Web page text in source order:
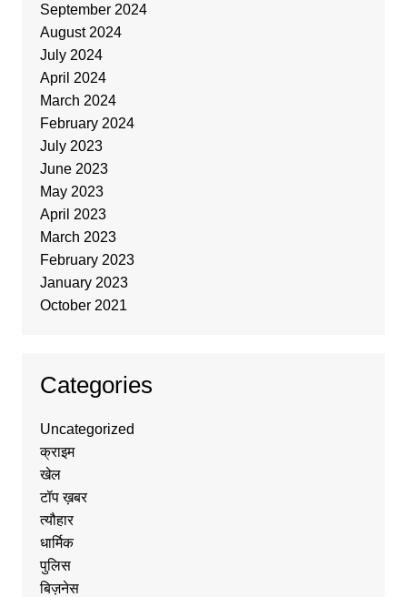
September 2024
August 2024
July 2024
April 2024
March 2024
February 2024
July 2023
June 2023
May 2023
April 2023
March 2023
February 2023
January 2023
October 2021
Categories
Uncategorized
क्राइम
खेल
टॉप ख़बर
त्यौहार
धार्मिक
पुलिस
बिज़नेस